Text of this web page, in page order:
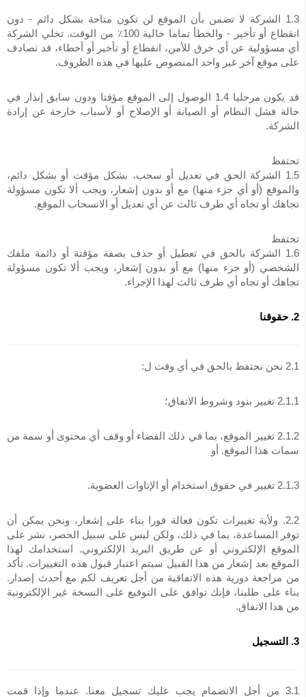
1.3 الشركة لا تضمن بأن الموقع لن تكون متاحة بشكل دائم - دون
انقطاع أو تأخير - والخطأ تماما خالية 100٪ من الوقت. تخلي الشركة
أي مسؤولية عن أي خرق للأمن، انقطاع أو تأخير أو أخطاء، قد تصادف
على موقع آخر غير واحد المنصوص عليها في هذه الظروف.
قد يكون مرحليا 1.4 الوصول إلى الموقع مؤقتا ودون سابق إنذار في
حالة فشل النظام أو الصيانة أو الإصلاح أو لأسباب خارجة عن إرادة
الشركة.
تحتفظ
1.5 الشركة الحق في تعديل أو سحب، بشكل مؤقت أو بشكل دائم،
والموقع (أو أي جزء منها) مع أو بدون إشعار، ويجب ألا تكون مسؤولة
تجاهك أو تجاه أي طرف ثالث عن أي تعديل أو الانسحاب الموقع.
تحتفظ
1.6 الشركة بالحق في تعطيل أو حذف بصفة مؤقتة أو دائمة ملفك
الشخصي (أو جزء منها) مع أو بدون إشعار، ويجب ألا تكون مسؤولة
تجاهك أو تجاه أي طرف ثالث لهذا الإجراء.
2. حقوقنا
2.1 نحن نحتفظ بالحق في أي وقت ل:
2.1.1 تغيير بنود وشروط الاتفاق؛
2.1.2 تغيير الموقع، بما في ذلك القضاء أو وقف أي محتوى أو سمة من
سمات هذا الموقع. أو
2.1.3 تغيير في حقوق استخدام أو الإتاوات العضوية.
2.2. ولأية تغييرات تكون فعالة فورا بناء على إشعار، ونحن يمكن أن
توفر المساعدة، بما في ذلك، ولكن ليس على سبيل الحصر، نشر على
الموقع الإلكتروني أو عن طريق البريد الإلكتروني. استخدامك لهذا
الموقع بعد إشعار من هذا القبيل سيتم اعتبار قبول هذه التغييرات. تأكد
من مراجعة دورية هذه الاتفاقية من أجل تعريف لكم مع أحدث إصدار.
بناء على طلبنا، فإنك توافق على التوقيع على النسخة غير الإلكترونية
من هذا الاتفاق.
3. التسجيل
3.1 من أجل الانضمام يجب عليك تسجيل معنا. عندما وإذا قمت